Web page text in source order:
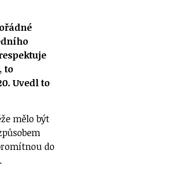
to
Uvedl to
mělo být
do